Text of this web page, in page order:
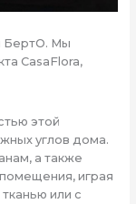
БертО. Мы
CasaFlora,
этой
углов дома.
а также
играя
или с